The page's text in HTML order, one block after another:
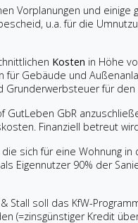
Vorplanungen und einige
u.a. für die
Kosten in Höhe
für Gebäude und
für den
GutLeben GbR
Finanziell betreut
sich für eine Wohnung
Eigennutzer 90% der
Stall soll das KfW-
(=zinsgünstiger Kredit